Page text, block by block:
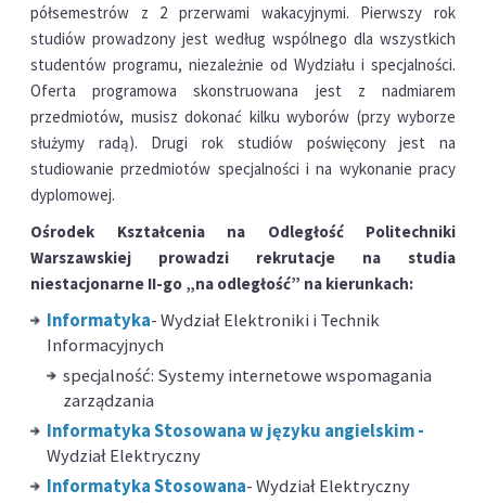
półsemestrów z 2 przerwami wakacyjnymi. Pierwszy rok
studiów prowadzony jest według wspólnego dla wszystkich
studentów programu, niezależnie od Wydziału i specjalności.
Oferta programowa skonstruowana jest z nadmiarem
przedmiotów, musisz dokonać kilku wyborów (przy wyborze
służymy radą). Drugi rok studiów poświęcony jest na
studiowanie przedmiotów specjalności i na wykonanie pracy
dyplomowej.
Ośrodek Kształcenia na Odległość Politechniki
Warszawskiej prowadzi rekrutacje na studia
niestacjonarne II-go „na odległość” na kierunkach:
Informatyka- Wydział Elektroniki i Technik
Informacyjnych
specjalność: Systemy internetowe wspomagania
zarządzania
Informatyka Stosowanaw języku angielskim-
Wydział Elektryczny
Informatyka Stosowana- Wydział Elektryczny